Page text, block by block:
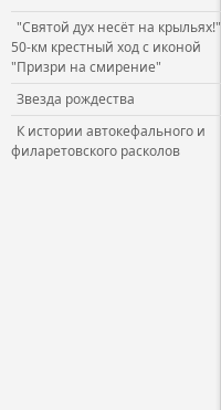
"Святой дух несёт на крыльях!"
50-км крестный ход с иконой
"Призри на смирение"
Звезда рождества
К истории автокефального и
филаретовского расколов